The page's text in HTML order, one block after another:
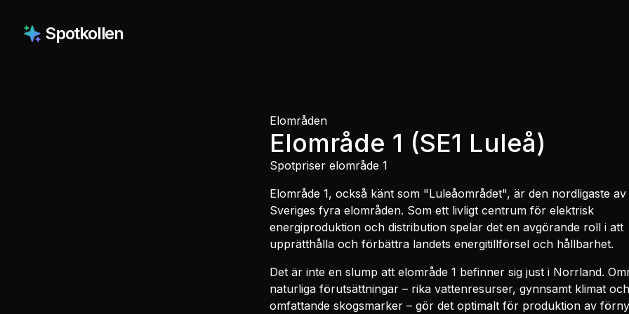
Spotkollen
Elområden
Elområde 1 (SE1 Luleå)
Spotpriser elområde 1
Elområde 1, också känt som "Luleåområdet", är den nordligaste av
Sveriges fyra elområden. Som ett livligt centrum för elektrisk
energiproduktion och distribution spelar det en avgörande roll i att
upprätthålla och förbättra landets energitillförsel och hållbarhet.
Det är inte en slump att elområde 1 befinner sig just i Norrland.
naturliga förutsättningar – rika vattenresurser, gynnsamt klimat och
omfattande skogsmarker – gör det optimalt för produktion av